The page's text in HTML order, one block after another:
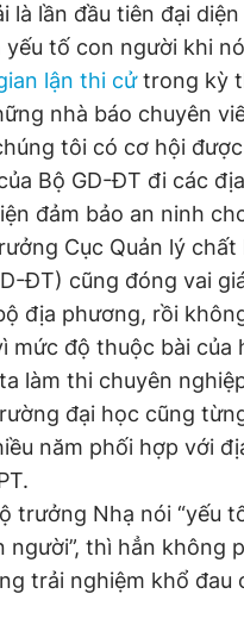
là lần đầu tiên đại diện
tố con người khi
lận thi cửtrong kỳ
nhà báo chuyên
tôi có cơ hội
Bộ GD-ĐT đi các
đảm bảo an ninh
Cục Quản lý chất
ĐT) cũng đóng vai
địa phương, rồi
mức độ thuộc bài của
làm thi chuyên nghiệp
đại học cũng
năm phối hợp với
trưởng Nhạ nói “yếu
người”, thì hẳn không
trải nghiệm khổ đau